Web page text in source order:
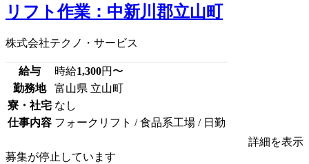
リフト作業：中新川郡立山町
株式会社テクノ・サービス
給与 時給1,300円〜
勤務地
富山県 立山町
寮・社宅 なし
仕事内容 フォークリフト / 食品系工場 / 日勤
詳細を表示
募集が停止しています